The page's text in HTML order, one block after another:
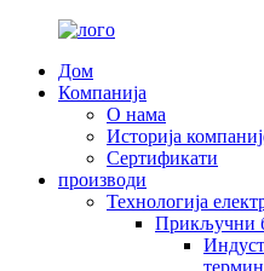
Дом
Компанија
О нама
Историја
Сертификати
производи
Технологија
Прикључни